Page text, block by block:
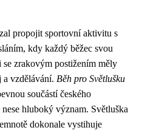
propojit sportovní aktivitu s
kdy každý běžec svou
zrakovým postižením měly
vzdělávání. Běh pro Světlušku
součástí českého
hluboký význam. Světluška
dokonale vystihuje